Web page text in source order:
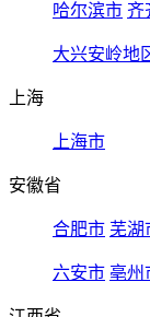
哈尔滨市 齐
大兴安岭地
上海
上海市
安徽省
合肥市 芜湖
六安市 亳州